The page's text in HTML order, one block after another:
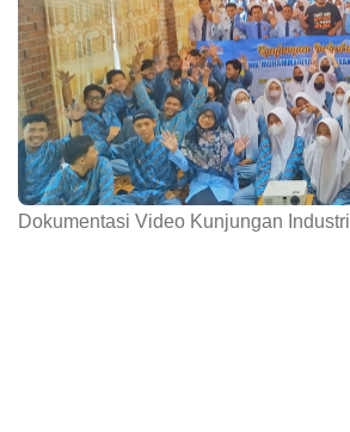
Dokumentasi Video Kunjungan Industri